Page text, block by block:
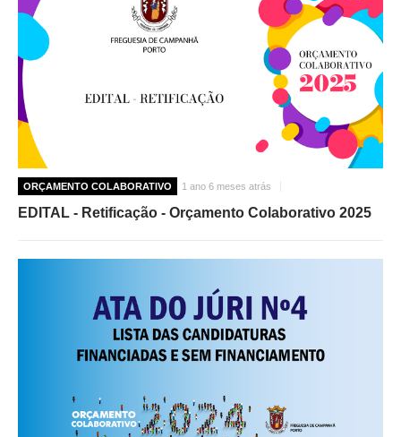
ORÇAMENTO COLABORATIVO 1 ano 6 meses atrás
EDITAL - Retificação - Orçamento Colaborativo 2025